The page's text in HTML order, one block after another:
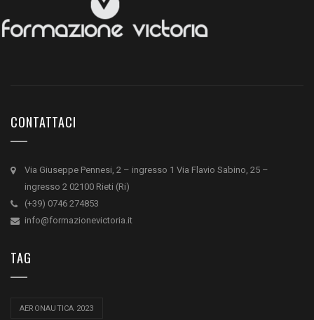
CONTATTACI
Via Giuseppe Pennesi, 2 – ingresso 1 Via Flavio Sabino, 25 –
ingresso 2 02100 Rieti (Ri)
(+39) 0746 274853
info@formazionevictoria.it
TAG
AERONAUTICA 2023